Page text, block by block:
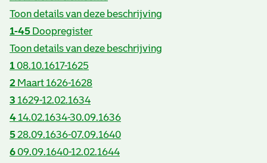
Toon details van deze beschrijving
1-45 Doopregister
Toon details van deze beschrijving
108.10.1617-1625
2 Maart 1626-1628
3 1629-12.02.1634
4 14.02.1634-30.09.1636
528.09.1636-07.09.1640
609.09.1640-12.02.1644